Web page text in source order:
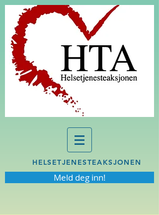
HELSETJENESTEAKSJONEN
Meld deg inn!